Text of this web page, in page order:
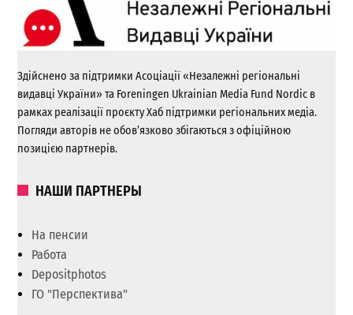
Здійснено за підтримки Асоціації «Незалежні регіональні
видавці України» та Foreningen Ukrainian Media Fund Nordic в
рамках реалізації проєкту Хаб підтримки регіональних медіа.
Погляди авторів не обов’язково збігаються з офіційною
позицією партнерів.
НАШИ ПАРТНЕРЫ
На пенсии
Работа
Depositphotos
ГО "Перспектива"